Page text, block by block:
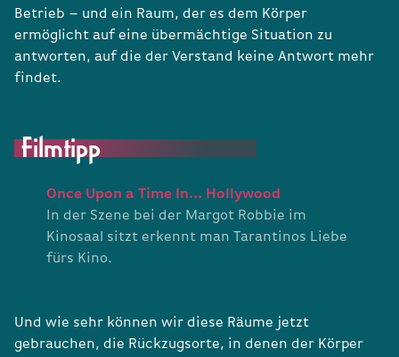
Betrieb – und ein Raum, der es dem Körper
ermöglicht auf eine übermächtige Situation zu
antworten, auf die der Verstand keine Antwort mehr
findet.
Filmtipp
Once Upon a Time In... Hollywood
In der Szene bei der Margot Robbie im
Kinosaal sitzt erkennt man Tarantinos Liebe
fürs Kino.
Und wie sehr können wir diese Räume jetzt
gebrauchen, die Rückzugsorte, in denen der Körper